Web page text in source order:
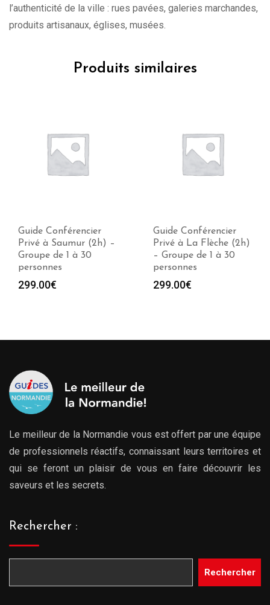
l’authenticité de la ville : rues pavées, galeries marchandes,
produits artisanaux, églises, musées.
Produits similaires
Guide Conférencier
Privé à Saumur (2h) –
Groupe de 1 à 30
personnes
299.00€
Guide Conférencier
Privé à La Flèche (2h)
– Groupe de 1 à 30
personnes
299.00€
Le meilleur de la Normandie vous est offert par une équipe
de professionnels réactifs, connaissant leurs territoires et
qui se feront un plaisir de vous en faire découvrir les
saveurs et les secrets.
Rechercher :
Rechercher